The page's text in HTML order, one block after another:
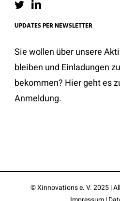
UPDATES PER NEWSLETTER
Sie wollen über unsere
bleiben und Einladungen
bekommen? Hier geht es
Anmeldung.
© Xinnovations e. V. 2025 |